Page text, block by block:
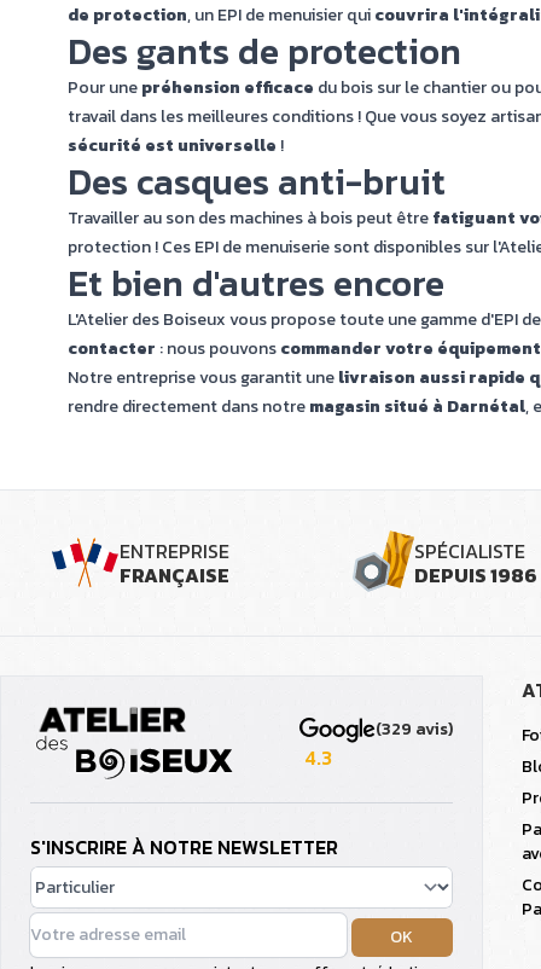
de protection, un EPI de menuisier quicouvrira
Des gants de protection
Pour unepréhension efficace du bois sur le chantier ou
travail dans les meilleures conditions ! Que vous soyez
sécurité est universelle !
Des casques anti-bruit
Travailler au son des machines à bois peut êtrefatiguant
protection ! Ces EPI de menuiserie sont disponibles sur
Et bien d'autres encore
L'Atelier des Boiseux vous propose toute une gamme d'EPI
contacter : nous pouvonscommander votre
Notre entreprise vous garantit unelivraison aussi rapide
rendre directement dans notremagasin situé à Darnétal,
ENTREPRISE
FRANÇAISE
SPÉCIALISTE
DEPUIS 1986
(329 avis)
4.3
S'INSCRIRE À NOTRE NEWSLETTER
OK